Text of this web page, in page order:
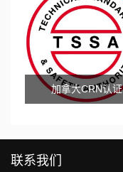
加拿大CRN认证
联系我们